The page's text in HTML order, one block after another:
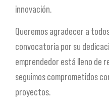
innovación.
Queremos agradecer a
convocatoria por su
emprendedor está lleno de
seguimos comprometidos
proyectos.